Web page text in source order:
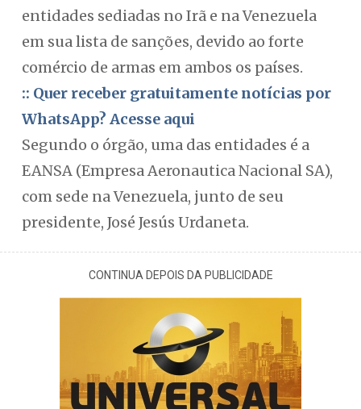
entidades sediadas no Irã e na Venezuela
em sua lista de sanções, devido ao forte
comércio de armas em ambos os países.
:: Quer receber gratuitamente notícias por
WhatsApp? Acesse aqui
Segundo o órgão, uma das entidades é a
EANSA (Empresa Aeronautica Nacional SA),
com sede na Venezuela, junto de seu
presidente, José Jesús Urdaneta.
CONTINUA DEPOIS DA PUBLICIDADE